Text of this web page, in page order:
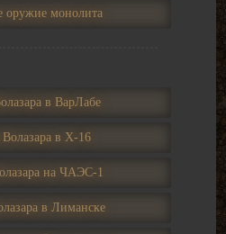
оружие монолита
в ВарЛабе
в Х-16
на ЧАЭС-1
в Лиманске